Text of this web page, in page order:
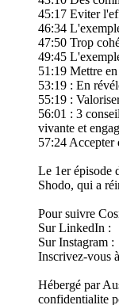
45:17 Eviter
46:34
47:50 Trop
49:45
51:19 Mettre
53:19 : En
55:19 :
56:01 : 3
vivante et
57:24 Accepter
Le 1er épisode
Shodo, qui a
Pour suivre
Sur LinkedIn :
Sur Instagram :
Inscrivez-vous
Hébergé par
confidentialite